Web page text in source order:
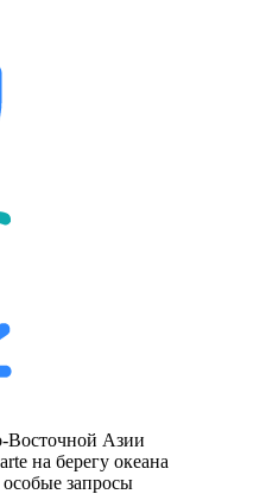
Азии
на берегу океана
запросы